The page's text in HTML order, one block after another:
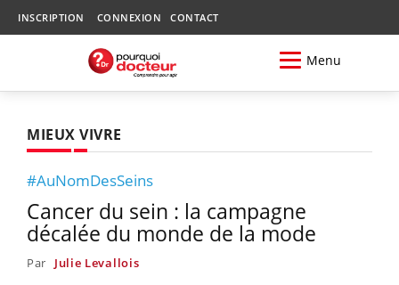
INSCRIPTION CONNEXION CONTACT
Menu
MIEUX VIVRE
#AuNomDesSeins
Cancer du sein : la campagne
décalée du monde de la mode
Par Julie Levallois